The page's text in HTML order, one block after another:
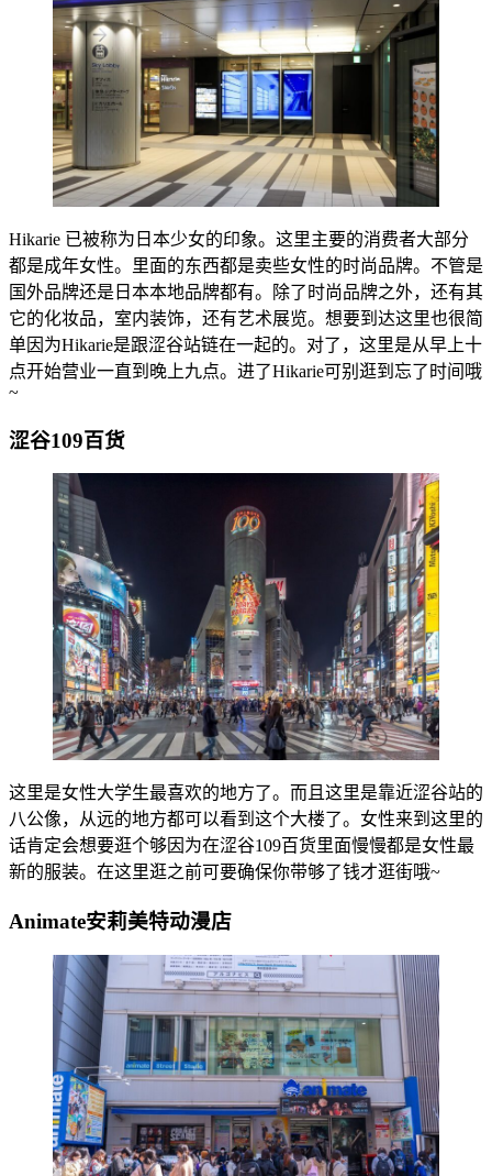
Hikarie 已被称为日本少女的印象。这里主要的消费者大部分
都是成年女性。里面的东西都是卖些女性的时尚品牌。不管是
国外品牌还是日本本地品牌都有。除了时尚品牌之外，还有其
它的化妆品，室内装饰，还有艺术展览。想要到达这里也很简
单因为Hikarie是跟涩谷站链在一起的。对了，这里是从早上十
点开始营业一直到晚上九点。进了Hikarie可别逛到忘了时间哦
~
涩谷109百货
这里是女性大学生最喜欢的地方了。而且这里是靠近涩谷站的
八公像，从远的地方都可以看到这个大楼了。女性来到这里的
话肯定会想要逛个够因为在涩谷109百货里面慢慢都是女性最
新的服装。在这里逛之前可要确保你带够了钱才逛街哦~
Animate安莉美特动漫店